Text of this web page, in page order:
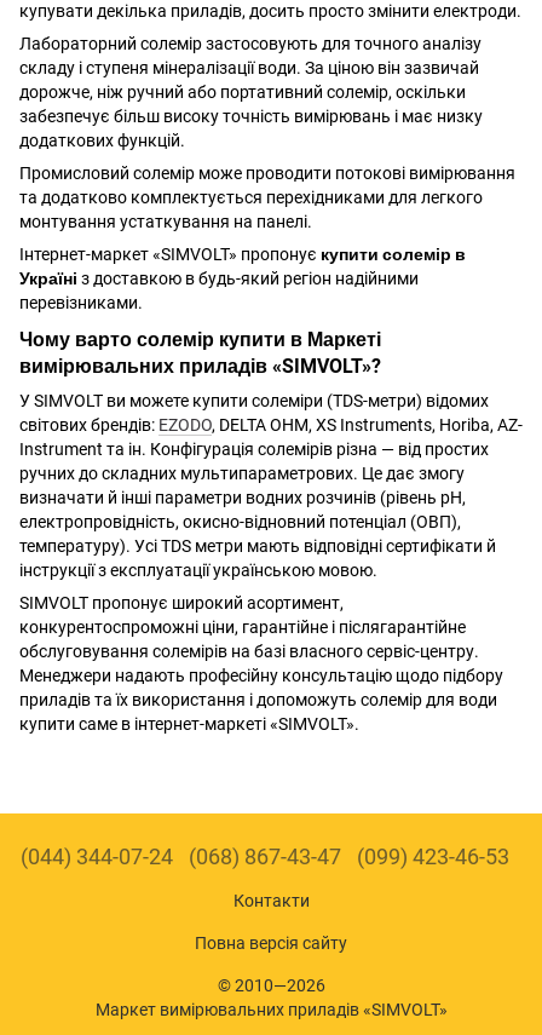
купувати декілька приладів, досить просто змінити електроди.
Лабораторний солемір застосовують для точного аналізу
складу і ступеня мінералізації води. За ціною він зазвичай
дорожче, ніж ручний або портативний солемір, оскільки
забезпечує більш високу точність вимірювань і має низку
додаткових функцій.
Промисловий солемір може проводити потокові вимірювання
та додатково комплектується перехідниками для легкого
монтування устаткування на панелі.
Інтернет-маркет «SIMVOLT» пропонує купити солемір в
Україні з доставкою в будь-який регіон надійними
перевізниками.
Чому варто солемір купити в Маркеті
вимірювальних приладів «SIMVOLT»?
У SIMVOLT ви можете купити солеміри (TDS-метри) відомих
світових брендів: EZODO, DELTA OHM, XS Instruments, Horiba, AZ-
Instrument та ін. Конфігурація солемірів різна — від простих
ручних до складних мультипараметрових. Це дає змогу
визначати й інші параметри водних розчинів (рівень pH,
електропровідність, окисно-відновний потенціал (ОВП),
температуру). Усі TDS метри мають відповідні сертифікати й
інструкції з експлуатації українською мовою.
SIMVOLT пропонує широкий асортимент,
конкурентоспроможні ціни, гарантійне і післягарантійне
обслуговування солемірів на базі власного сервіс-центру.
Менеджери надають професійну консультацію щодо підбору
приладів та їх використання і допоможуть солемір для води
купити саме в інтернет-маркеті «SIMVOLT».
(044) 344-07-24 (068) 867-43-47 (099) 423-46-53
Контакти
Повна версія сайту
© 2010—2026
Маркет вимірювальних приладів «SIMVOLT»